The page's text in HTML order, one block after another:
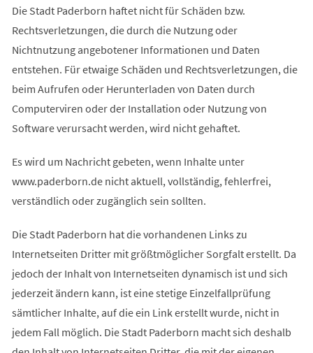
Die Stadt Paderborn haftet nicht für Schäden bzw.
Rechtsverletzungen, die durch die Nutzung oder
Nichtnutzung angebotener Informationen und Daten
entstehen. Für etwaige Schäden und Rechtsverletzungen, die
beim Aufrufen oder Herunterladen von Daten durch
Computerviren oder der Installation oder Nutzung von
Software verursacht werden, wird nicht gehaftet.
Es wird um Nachricht gebeten, wenn Inhalte unter
www.paderborn.de nicht aktuell, vollständig, fehlerfrei,
verständlich oder zugänglich sein sollten.
Die Stadt Paderborn hat die vorhandenen Links zu
Internetseiten Dritter mit größtmöglicher Sorgfalt erstellt. Da
jedoch der Inhalt von Internetseiten dynamisch ist und sich
jederzeit ändern kann, ist eine stetige Einzelfallprüfung
sämtlicher Inhalte, auf die ein Link erstellt wurde, nicht in
jedem Fall möglich. Die Stadt Paderborn macht sich deshalb